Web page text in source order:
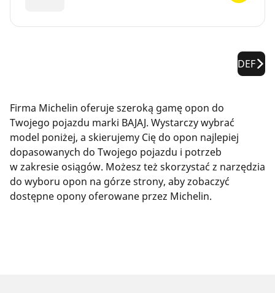
DEF
Firma Michelin oferuje szeroką gamę opon do
Twojego pojazdu marki BAJAJ. Wystarczy wybrać
model poniżej, a skierujemy Cię do opon najlepiej
dopasowanych do Twojego pojazdu i potrzeb
w zakresie osiągów. Możesz też skorzystać z narzędzia
do wyboru opon na górze strony, aby zobaczyć
dostępne opony oferowane przez Michelin.